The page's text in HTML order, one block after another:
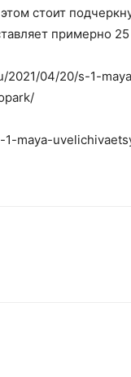
стоит
примерно 25
2021/04/20/s-1-
maya-